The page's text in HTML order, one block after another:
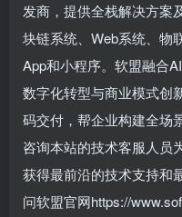
发商，提供全栈解决方案
块链系统、Web系统、物
App和小程序。软盟融合
数字化转型与商业模式创
码交付，帮企业构建全场
咨询本站的技术客服人员
获得最前沿的技术支持和
问软盟官网https://